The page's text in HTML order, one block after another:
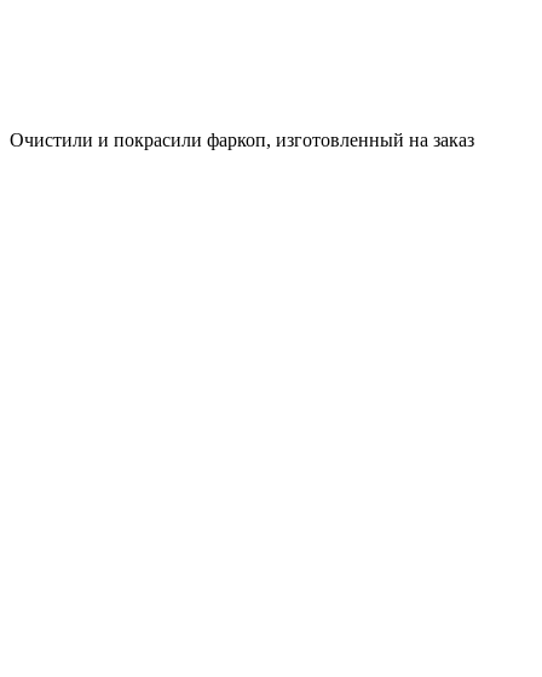
Очистили и покрасили фаркоп, изготовленный на заказ